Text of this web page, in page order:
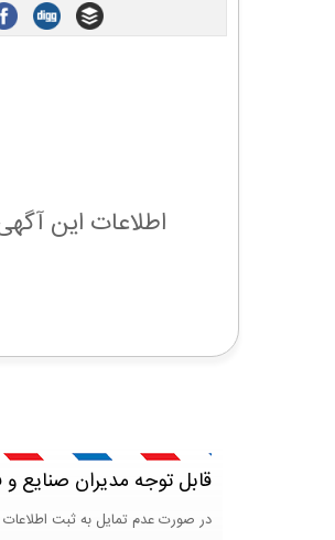
اطلاعات این
قابل توجه مدیران صنایع
در صورت عدم تمایل به ثبت